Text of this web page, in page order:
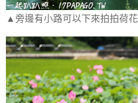
▲旁邊有小路可以下來拍拍荷花